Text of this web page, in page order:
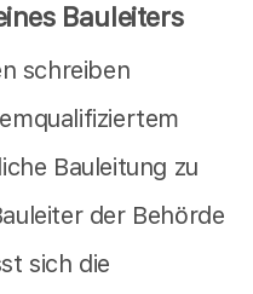
Bauleiters
schreiben
Bauleitung zu
der Behörde
sich die